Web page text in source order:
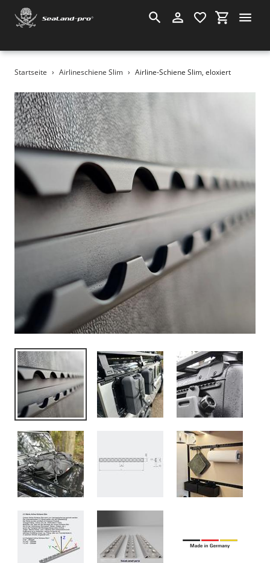
Direkt
Inhalt
SuchenEinloggen
Startseite › Airlineschiene Slim › Airline-Schiene Slim, eloxiert